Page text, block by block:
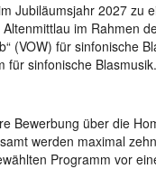
Jubiläumsjahr 2027
im Rahmen
(VOW) für sinfonische
für sinfonische
Bewerbung über die
werden maximal
Programm vor